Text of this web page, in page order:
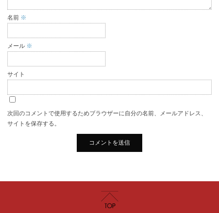
名前 ※
メール ※
サイト
次回のコメントで使用するためブラウザーに自分の名前、メールアドレス、
サイトを保存する。